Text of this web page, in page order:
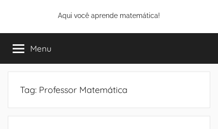
o
conteúdo
Aqui você aprende matemática!
Menu
Tag: Professor Matemática